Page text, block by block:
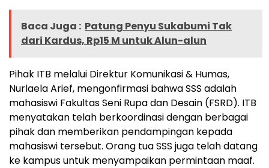
Baca Juga : Patung Penyu Sukabumi Tak
dari Kardus, Rp15 M untuk Alun-alun
Pihak ITB melalui Direktur Komunikasi & Humas,
Nurlaela Arief, mengonfirmasi bahwa SSS adalah
mahasiswi Fakultas Seni Rupa dan Desain (FSRD). ITB
menyatakan telah berkoordinasi dengan berbagai
pihak dan memberikan pendampingan kepada
mahasiswi tersebut. Orang tua SSS juga telah datang
ke kampus untuk menyampaikan permintaan maaf.